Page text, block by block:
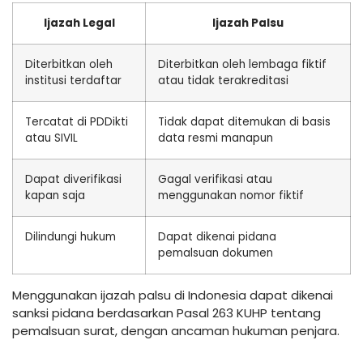
Ijazah Legal Ijazah Palsu
Diterbitkan oleh
institusi terdaftar
Diterbitkan oleh lembaga fiktif
atau tidak terakreditasi
Tercatat di PDDikti
atau SIVIL
Tidak dapat ditemukan di basis
data resmi manapun
Dapat diverifikasi
kapan saja
Gagal verifikasi atau
menggunakan nomor fiktif
Dilindungi hukum
Dapat dikenai pidana
pemalsuan dokumen
Menggunakan ijazah palsu di Indonesia dapat dikenai
sanksi pidana berdasarkan Pasal 263 KUHP tentang
pemalsuan surat, dengan ancaman hukuman penjara.